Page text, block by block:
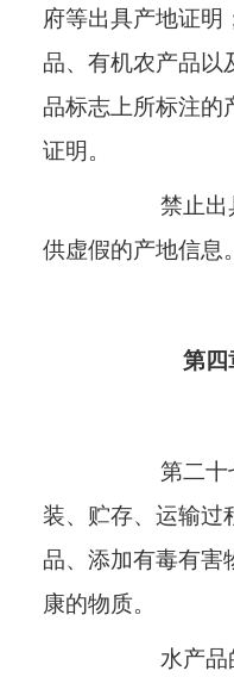
府等出具产地证明
品、有机农产品以
品标志上所标注的
证明。
禁止出
供虚假的产地信息。
第四
第二十
装、贮存、运输过
品、添加有毒有害
康的物质。
水产品